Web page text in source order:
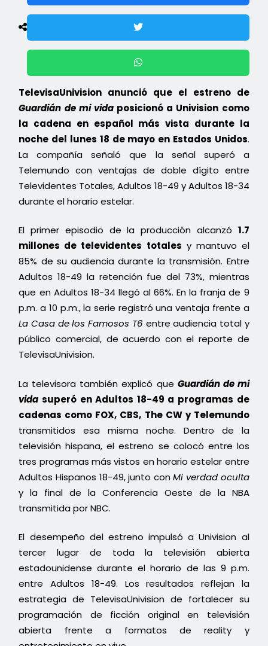
TelevisaUnivision anunció que el estreno de
Guardián de mi vidaposicionó a Univision como
la cadena en español más vista durante la
noche del lunes 18 de mayo en Estados Unidos.
La compañía señaló que la señal superó a
Telemundo con ventajas de doble dígito entre
Televidentes Totales, Adultos 18-49 y Adultos 18-34
durante el horario estelar.
El primer episodio de la producción alcanzó 1.7
millones de televidentes totales y mantuvo el
85% de su audiencia durante la transmisión. Entre
Adultos 18-49 la retención fue del 73%, mientras
que en Adultos 18-34 llegó al 66%. En la franja de 9
p.m. a 10 p.m., la serie registró una ventaja frente a
La Casa de los Famosos T6 entre audiencia total y
público comercial, de acuerdo con el reporte de
TelevisaUnivision.
La televisora también explicó que Guardián de mi
vida superó en Adultos 18-49 a programas de
cadenas como FOX, CBS, The CW y Telemundo
transmitidos esa misma noche. Dentro de la
televisión hispana, el estreno se colocó entre los
tres programas más vistos en horario estelar entre
Adultos Hispanos 18-49, junto conMi verdad oculta
y la final de la Conferencia Oeste de la NBA
transmitida por NBC.
El desempeño del estreno impulsó a Univision al
tercer lugar de toda la televisión abierta
estadounidense durante el horario de las 9 p.m.
entre Adultos 18-49. Los resultados reflejan la
estrategia de TelevisaUnivision de fortalecer su
programación de ficción original en televisión
abierta frente a formatos de reality y